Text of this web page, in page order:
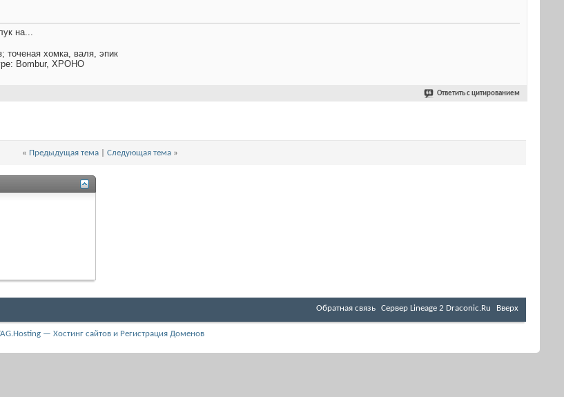
на...
хомка, валя, эпик
Bombur, XPOHO
Ответить с цитированием
« Предыдущая тема Следующая тема »
Обратная связь Cервер Lineage 2 Draconic.Ru Вверх
— Хостинг сайтов и Регистрация Доменов